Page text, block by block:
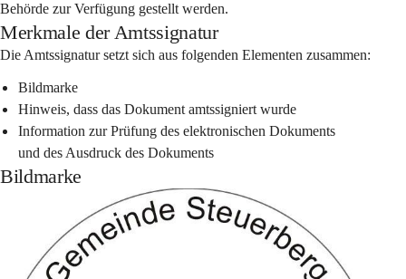
Behörde zur Verfügung gestellt werden.
Merkmale der Amtssignatur
Die Amtssignatur setzt sich aus folgenden Elementen zusammen:
Bildmarke
Hinweis, dass das Dokument amtssigniert wurde
Information zur Prüfung des elektronischen Dokuments
und des Ausdruck des Dokuments
Bildmarke